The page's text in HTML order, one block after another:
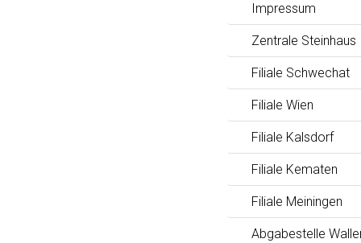
Impressum
Zentrale Steinhaus
Filiale Schwechat
Filiale Wien
Filiale Kalsdorf
Filiale Kematen
Filiale Meiningen
Abgabestelle